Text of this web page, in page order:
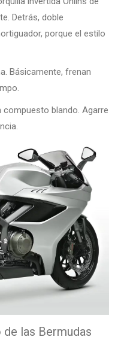
Detrás, doble
porque el estilo
Básicamente, frenan
compuesto blando. Agarre
de las Bermudas